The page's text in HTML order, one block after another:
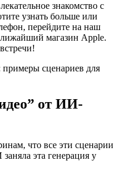
знакомство с
узнать больше или
перейдите на наш
магазин Apple.
от ИИ-
что все эти сценарии
эта генерация у